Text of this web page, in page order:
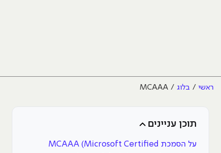
ראשי בלוג MCAAA
תוכן עניינים
על הסמכת MCAAA (Microsoft Certified